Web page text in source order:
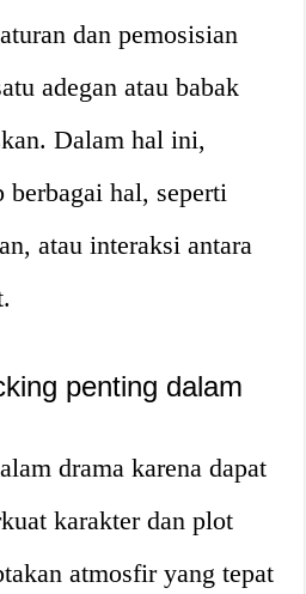
dan pemosisian
adegan atau babak
Dalam hal ini,
hal, seperti
atau interaksi antara
penting dalam
drama karena dapat
karakter dan plot
atmosfir yang tepat